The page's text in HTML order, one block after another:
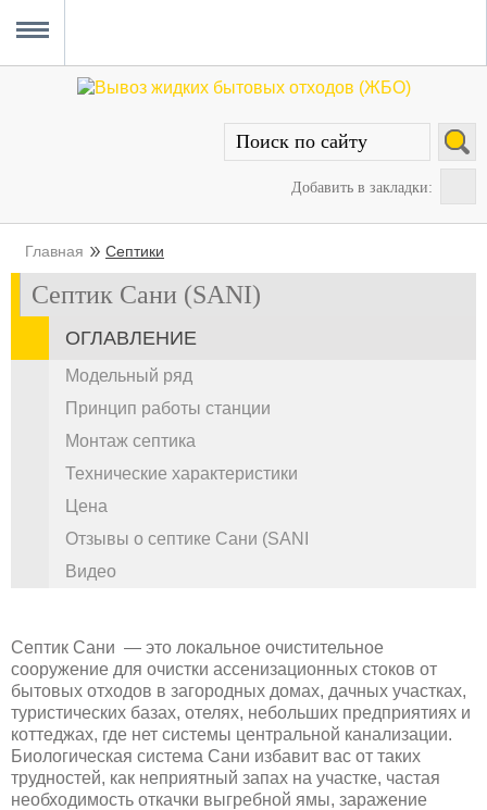
Добавить в закладки:
MENU
Главная
Вывоз ЖБО
Прочистка канализации
Уборка снега
Услуги сантехника
О проекте
Главная Септики
Септик Сани (SANI)
ОГЛАВЛЕНИЕ
Модельный ряд
Принцип работы станции
Монтаж септика
Технические характеристики
Цена
Отзывы о септике Сани (SANI
Видео
Септик Сани — это локальное очистительное
сооружение для очистки ассенизационных стоков от
бытовых отходов в загородных домах, дачных участках,
туристических базах, отелях, небольших предприятиях и
коттеджах, где нет системы центральной канализации.
Биологическая система Сани избавит вас от таких
трудностей, как неприятный запах на участке, частая
необходимость откачки выгребной ямы, заражение